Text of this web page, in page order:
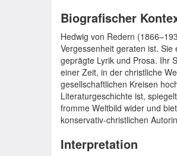
Biografischer
Hedwig von Redern
Vergessenheit geraten ist.
geprägte Lyrik und Prosa. Ihr
einer Zeit, in der christliche
gesellschaftlichen Kreisen
Literaturgeschichte ist,
fromme Weltbild wider und
konservativ-christlichen
Interpretation